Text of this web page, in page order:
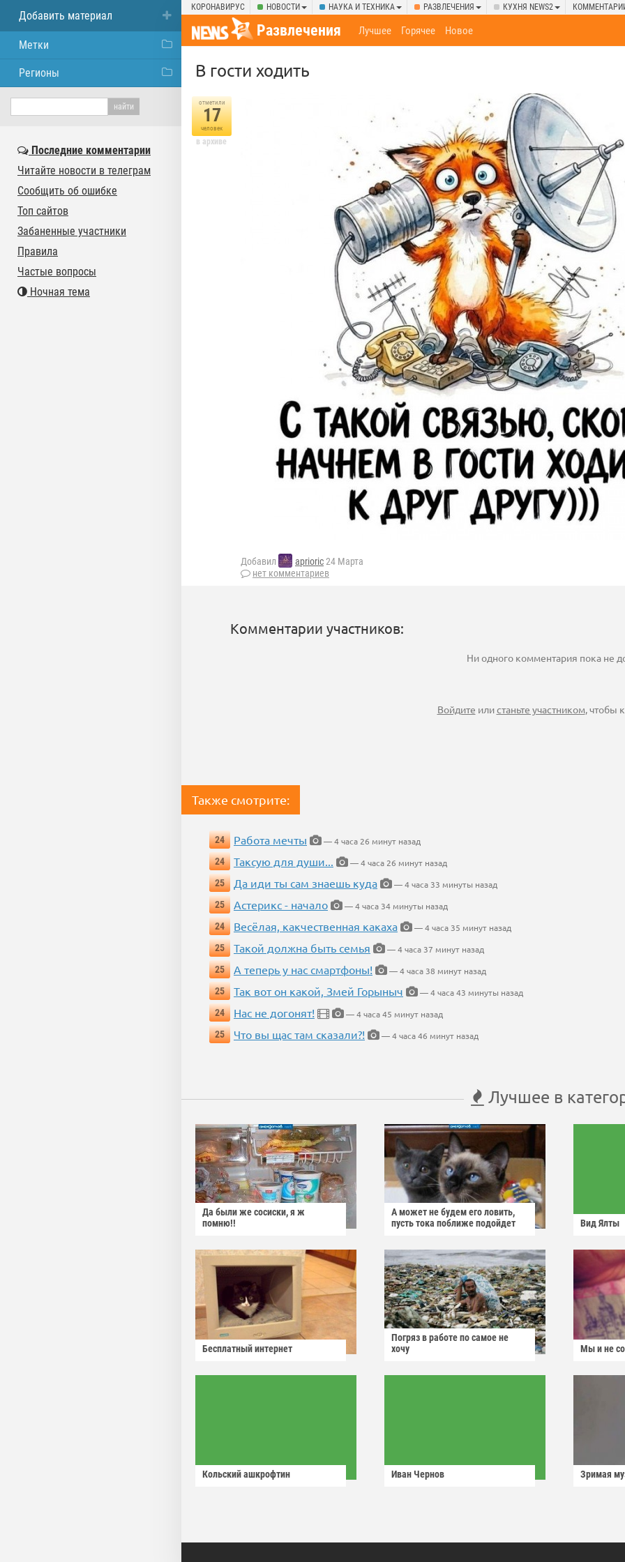
КОРОНАВИРУС НОВОСТИ НАУКА И ТЕХНИКА РАЗВЛЕЧЕНИЯ КУХНЯ NEWS2
Развлечения Лучшее Горячее Новое
В гости ходить
отметили
17
человек
в архиве
Добавил aprioric24 Марта
нет комментариев
Комментарии участников:
Ни одного комментария пока не
Войдите илистаньте участником, чтобы
Также смотрите:
24 Работа мечты
— 4 часа 26 минут назад
24
Таксую для души...
— 4 часа 26 минут назад
25
Да иди ты сам знаешь куда
— 4 часа 33 минуты назад
25
Астерикс - начало
— 4 часа 34 минуты назад
24
Весёлая, какчественная какаха
— 4 часа 35 минут назад
25
Такой должна быть семья
— 4 часа 37 минут назад
25
А теперь у нас смартфоны!
— 4 часа 38 минут назад
25
Так вот он какой, Змей Горыныч
— 4 часа 43 минуты назад
24
Нас не догонят!
— 4 часа 45 минут назад
25
Что вы щас там сказали?! — 4 часа 46 минут назад
Лучшее в
Да были же сосиски, я ж
помню!!
А может не будем его ловить,
пусть тока поближе подойдет
Вид Ялты
Бесплатный интернет
Погряз в работе по самое не
хочу
Мы и не
Кольский ашкрофтин Иван Чернов Зримая
Добавить материал
Метки
Регионы
Последние комментарии
Читайте новости в телеграм
Сообщить об ошибке
Топ сайтов
Забаненные участники
Правила
Частые вопросы
Ночная тема